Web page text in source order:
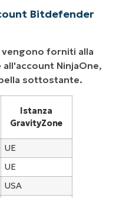
Bitdefender
vengono forniti alla
NinjaOne,
sottostante.
Istanza
GravityZone
UE
UE
USA